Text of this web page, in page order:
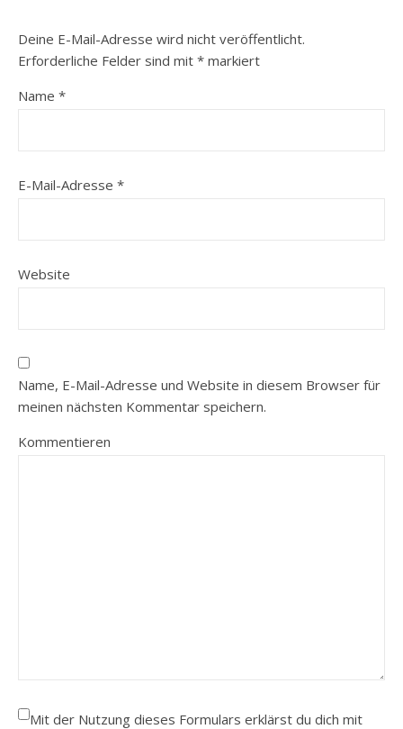
Deine E-Mail-Adresse wird nicht veröffentlicht.
Erforderliche Felder sind mit * markiert
Name *
E-Mail-Adresse *
Website
Name, E-Mail-Adresse und Website in diesem Browser für
meinen nächsten Kommentar speichern.
Kommentieren
Mit der Nutzung dieses Formulars erklärst du dich mit